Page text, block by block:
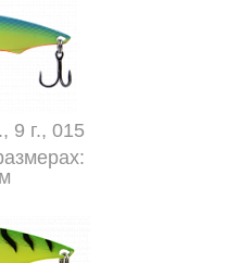
9 г., 015